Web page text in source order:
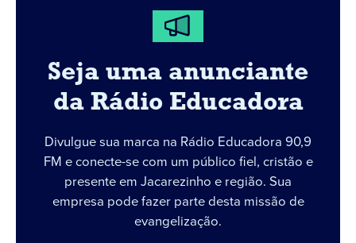
Seja uma anunciante
da Rádio Educadora
Divulgue sua marca na Rádio Educadora 90,9
FM e conecte-se com um público fiel, cristão e
presente em Jacarezinho e região. Sua
empresa pode fazer parte desta missão de
evangelização.